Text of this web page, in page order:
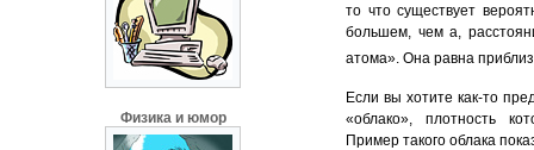
Физика и юмор
то что существует
большем, чем а,
атома». Она равна
Если вы хотите как-то
«облако», плотность
Пример такого облака